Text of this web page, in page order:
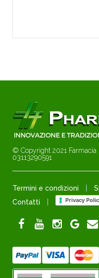
© Copyright 2021 Farmacia
03113290591
Termini e condizioni
Contatti
Privacy